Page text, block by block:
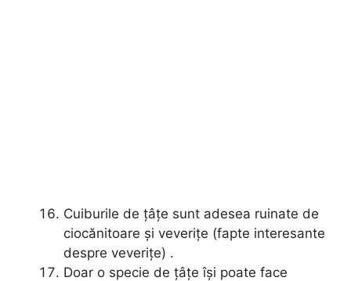
Cuiburile de țâțe sunt adesea ruinate de
ciocănitoare și veverițe (fapte interesante
despre veverițe) .
Doar o specie de țâțe își poate face